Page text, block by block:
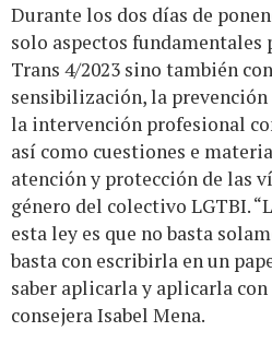
Durante los dos días de
solo aspectos fundamentales
Trans 4/2023 sino también
sensibilización, la
la intervención profesional
así como cuestiones e
atención y protección de las
género del colectivo LGTBI.
esta ley es que no basta
basta con escribirla en un
saber aplicarla y aplicarla
consejera Isabel Mena.